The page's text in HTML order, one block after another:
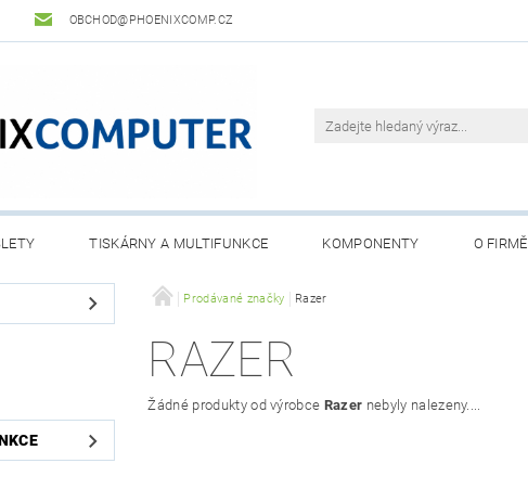
OBCHOD@PHOENIXCOMP.CZ
TISKÁRNY A MULTIFUNKCE KOMPONENTY O FIRMĚ
Prodávané značky Razer
RAZER
Žádné produkty od výrobce Razer nebyly nalezeny....